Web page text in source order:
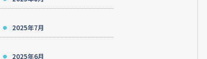
2025年7月
2025年6月